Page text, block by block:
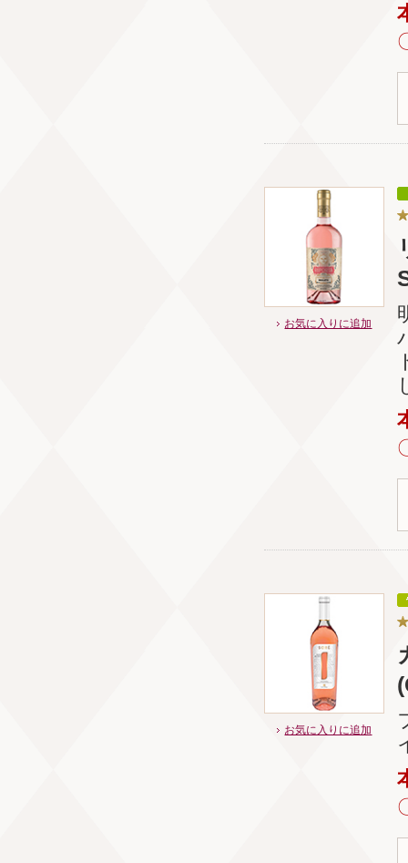
お気に入りに追加
お気に入りに追加